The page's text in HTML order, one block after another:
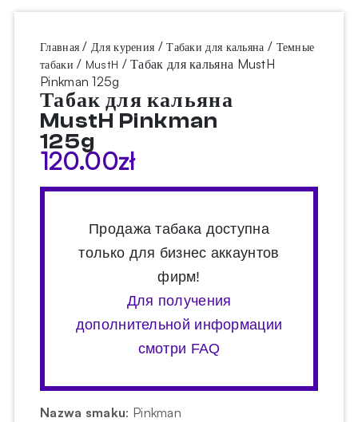
Главная /Для курения /Табаки для кальяна / Темные
табаки / MustH / Табак для кальяна MustH
Pinkman 125g
Табак для кальяна
MustH Pinkman
125g
120.00zł
Продажа табака доступна
только для бизнес аккаунтов
фирм!
Для получения
дополнительной информации
смотри FAQ
Nazwa smaku: Pinkman